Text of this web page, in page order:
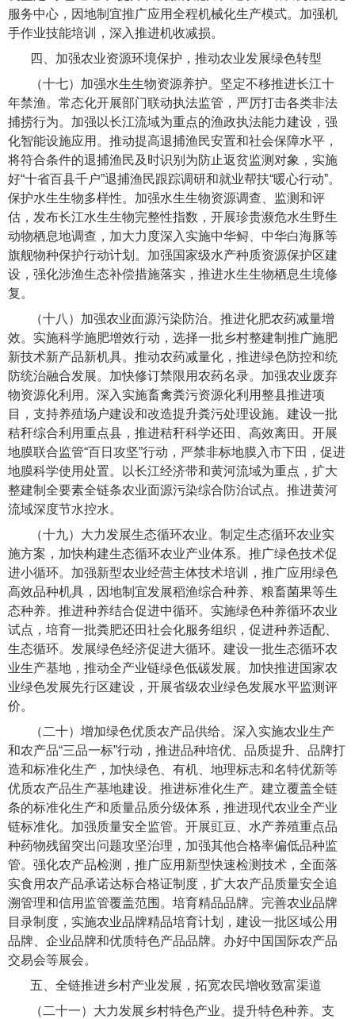
服务中心，因地制宜推广应用全程机械化生产模式。加强机
手作业技能培训，深入推进机收减损。
四、加强农业资源环境保护，推动农业发展绿色转型
（十七）加强水生生物资源养护。 坚定不移推进长江十
年禁渔。常态化开展部门联动执法监管，严厉打击各类非法
捕捞行为。加强以长江流域为重点的渔政执法能力建设，强
化智能设施应用。推动提高退捕渔民安置和社会保障水平，
将符合条件的退捕渔民及时识别为防止返贫监测对象，实施
好“十省百县千户”退捕渔民跟踪调研和就业帮扶“暖心行动”。
保护水生生物多样性。加强水生生物资源调查、监测和评
估，发布长江水生生物完整性指数，开展珍贵濒危水生野生
动物栖息地调查，加大力度深入实施中华鲟、中华白海豚等
旗舰物种保护行动计划。加强国家级水产种质资源保护区建
设，强化涉渔生态补偿措施落实，推进水生生物栖息生境修
复。
（十八）加强农业面源污染防治。推进化肥农药减量增
效。实施科学施肥增效行动，选择一批乡村整建制推广施肥
新技术新产品新机具。推动农药减量化，推进绿色防控和统
防统治融合发展。加快修订禁限用农药名录。加强农业废弃
物资源化利用。深入实施畜禽粪污资源化利用整县推进项
目，支持养殖场户建设和改造提升粪污处理设施。建设一批
秸秆综合利用重点县，推进秸秆科学还田、高效离田。开展
地膜联合监管“百日攻坚”行动，严禁非标地膜入市下田，促进
地膜科学使用处置。以长江经济带和黄河流域为重点，扩大
整建制全要素全链条农业面源污染综合防治试点。推进黄河
流域深度节水控水。
（十九）大力发展生态循环农业。制定生态循环农业实
施方案，加快构建生态循环农业产业体系。推广绿色技术促
进小循环。加强新型农业经营主体技术培训，推广应用绿色
高效品种机具，因地制宜发展稻渔综合种养、粮畜菌果等生
态种养。推进种养结合促进中循环。实施绿色种养循环农业
试点，培育一批粪肥还田社会化服务组织，促进种养适配、
生态循环。发展绿色经济促进大循环。建设一批生态循环农
业生产基地，推动全产业链绿色低碳发展。加快推进国家农
业绿色发展先行区建设，开展省级农业绿色发展水平监测评
价。
（二十）增加绿色优质农产品供给。深入实施农业生产
和农产品“三品一标”行动，推进品种培优、品质提升、品牌打
造和标准化生产，加快绿色、有机、地理标志和名特优新等
优质农产品生产基地建设。推进标准化生产。建立覆盖全链
条的标准化生产和质量品质分级体系，推进现代农业全产业
链标准化。加强质量安全监管。开展豇豆、水产养殖重点品
种药物残留突出问题攻坚治理，加强其他合格率偏低品种监
管。强化农产品检测，推广应用新型快速检测技术，全面落
实食用农产品承诺达标合格证制度，扩大农产品质量安全追
溯管理和信用监管覆盖范围。培育精品品牌。完善农业品牌
目录制度，实施农业品牌精品培育计划，建设一批区域公用
品牌、企业品牌和优质特色产品品牌。办好中国国际农产品
交易会等展会。
五、全链推进乡村产业发展，拓宽农民增收致富渠道
（二十一）大力发展乡村特色产业。提升特色种养。支